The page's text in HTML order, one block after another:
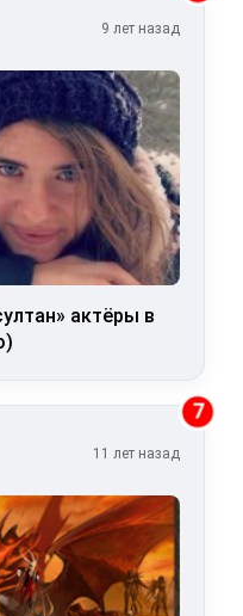
9 лет назад
актёры в
7
11 лет назад